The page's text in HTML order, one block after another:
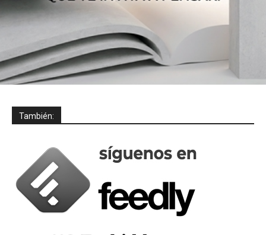
También: